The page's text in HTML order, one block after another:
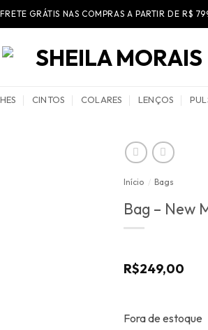
FRETE GRÁTIS NAS COMPRAS A PARTIR DE R$
CINTOS COLARES LENÇOS
Início / Bags
Bag – New
R$249,00
Fora de estoque